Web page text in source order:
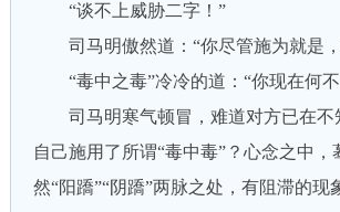
“谈不上威胁二字！”
司马明傲然道：“你尽管施为就是，
“毒中之毒”冷冷的道：“你现在何不
司马明寒气顿冒，难道对方已在不
自己施用了所谓“毒中毒”？心念之中，
然“阳蹻”“阴蹻”两脉之处，有阻滞的现